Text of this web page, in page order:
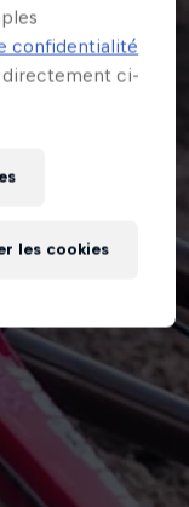
confidentialité
directement ci-
les cookies